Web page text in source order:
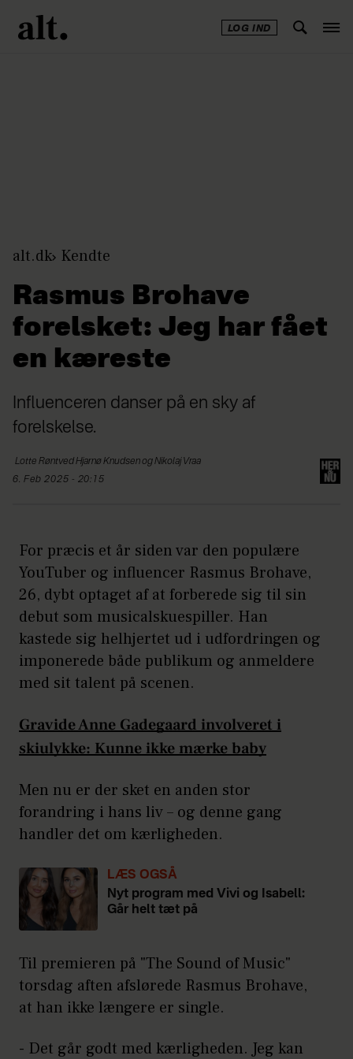
LOG IND
alt.dk Kendte
Rasmus Brohave
forelsket: Jeg har fået
en kæreste
Influenceren danser på en sky af
forelskelse.
Lotte Røntved HjarnøKnudsen og Nikolaj Vraa
6. Feb 2025 - 20:15
For præcis et år siden var den populære
YouTuber og influencer Rasmus Brohave,
26, dybt optaget af at forberede sig til sin
debut som musicalskuespiller. Han
kastede sig helhjertet ud i udfordringen og
imponerede både publikum og anmeldere
med sit talent på scenen.
Gravide Anne Gadegaard involveret i
skiulykke: Kunne ikke mærke baby
Men nu er der sket en anden stor
forandring i hans liv – og denne gang
handler det om kærligheden.
LÆS OGSÅ
Nyt program med Vivi og Isabell:
Går helt tæt på
Til premieren på "The Sound of Music"
torsdag aften afslørede Rasmus Brohave,
at han ikke længere er single.
- Det går godt med kærligheden. Jeg kan